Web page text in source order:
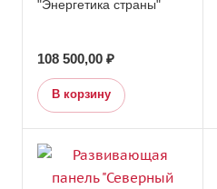
"Энергетика страны"
108 500,00 ₽
В корзину